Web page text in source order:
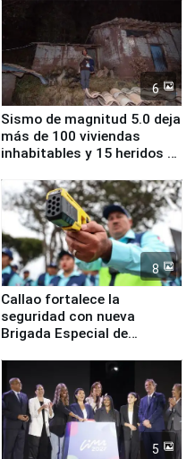
6
Sismo de magnitud 5.0 deja
más de 100 viviendas
inhabitables y 15 heridos en
8
Callao fortalece la
seguridad con nueva
Brigada Especial de
equipamiento para
Serenazgo
5